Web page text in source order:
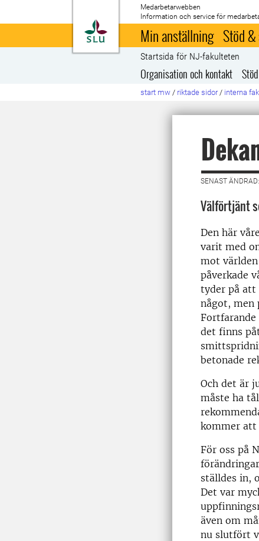
Till startsida
Medarbetarwebben
Information och service för
Min anställning Stöd
Startsida för NJ-fakulteten
Organisation och kontakt
start mw / riktade sidor / interna
SENAST
Välförtjänt
Den här
varit med
mot världen
påverkade
tyder på att
något, men
Fortfarande
det finns
betonade
Och det är
måste ha
kommer att
För oss på
ställdes in,
Det var
även om
nu slutfört